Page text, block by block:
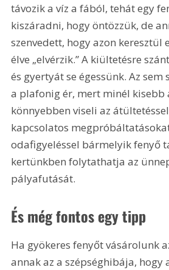
távozik a víz a fából, tehát egy
kiszáradni, hogy öntözzük, de
szenvedett, hogy azon keresztül
élve „elvérzik.” A kiültetésre
és gyertyát se égessünk. Az sem
a plafonig ér, mert minél kisebb
könnyebben viseli az
kapcsolatos
odafigyeléssel bármelyik fenyő
kertünkben folytathatja az
pályafutását.
És még fontos egy tipp
Ha gyökeres fenyőt vásárolunk
annak az a szépséghibája, hogy